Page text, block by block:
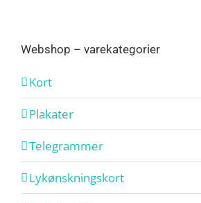
Webshop – varekategorier
Kort
Plakater
Telegrammer
Lykønskningskort